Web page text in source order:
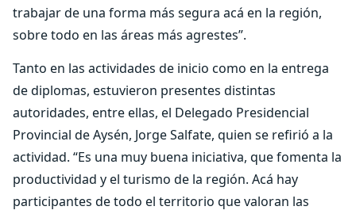
trabajar de una forma más segura acá en la región,
sobre todo en las áreas más agrestes”.
Tanto en las actividades de inicio como en la entrega
de diplomas, estuvieron presentes distintas
autoridades, entre ellas, el Delegado Presidencial
Provincial de Aysén, Jorge Salfate, quien se refirió a la
actividad. “Es una muy buena iniciativa, que fomenta la
productividad y el turismo de la región. Acá hay
participantes de todo el territorio que valoran las